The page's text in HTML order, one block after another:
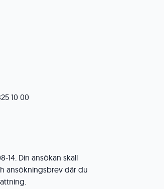
10 00
14. Din ansökan skall
ansökningsbrev där du